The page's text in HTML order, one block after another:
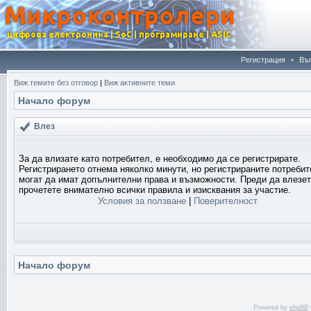
Регистрация •
Виж темите без отговор | Виж активните теми
Начало форум
Влез
За да влизате като потребител, е необходимо да се регистрирате.
Регистрирането отнема няколко минути, но регистрираните
могат да имат допълнителни права и възможности. Преди да
прочетете внимателно всички правила и изисквания за участие.
Условия за ползване| Поверителност
Начало форум
Powered by phpBB